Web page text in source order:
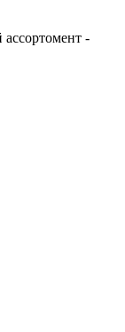
ассортомент -